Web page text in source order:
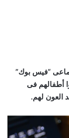
“فيس بوك”
أطفالهم فى
العون لهم.